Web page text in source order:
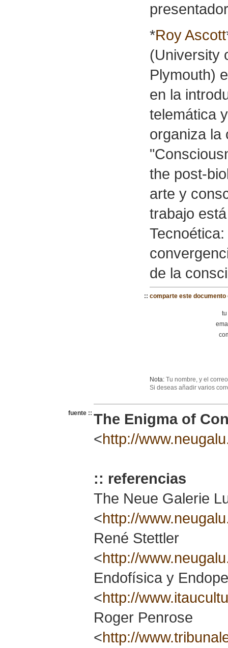
*Roy Ascott
(University
Plymouth)
en la
telemática
organiza la
the post-
arte y
trabajo
de la
:: comparte este documento
Nota: Tu nombre, y el
Si deseas añadir varios
fuente :: The Enigma of
<http://
:: referencias
The Neue Galerie
<http://
René Stettler
<http://
Endofísica y
<http://
Roger Penrose
<http://